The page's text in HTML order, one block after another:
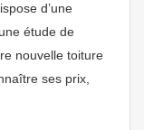
d’une
étude de
nouvelle toiture
ses prix,